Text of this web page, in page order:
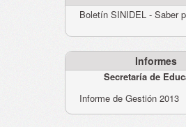
Boletín SINIDEL - Saber
Informes
Secretaría de
Informe de Gestión 2013